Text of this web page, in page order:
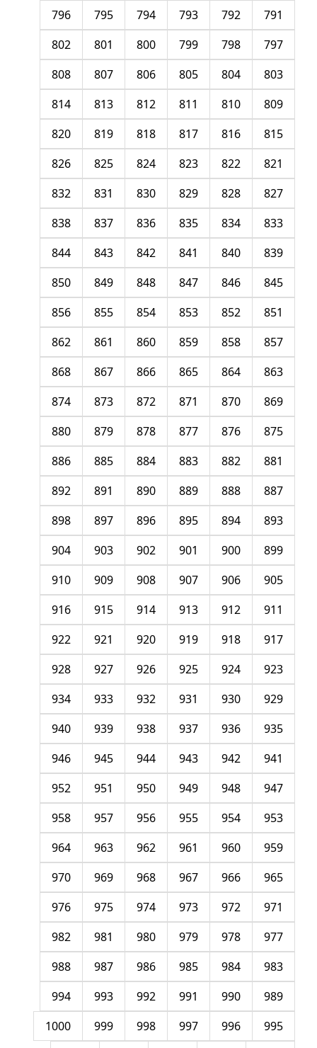
791
792
793
794
795
796
797
798
799
800
801
802
803
804
805
806
807
808
809
810
811
812
813
814
815
816
817
818
819
820
821
822
823
824
825
826
827
828
829
830
831
832
833
834
835
836
837
838
839
840
841
842
843
844
845
846
847
848
849
850
851
852
853
854
855
856
857
858
859
860
861
862
863
864
865
866
867
868
869
870
871
872
873
874
875
876
877
878
879
880
881
882
883
884
885
886
887
888
889
890
891
892
893
894
895
896
897
898
899
900
901
902
903
904
905
906
907
908
909
910
911
912
913
914
915
916
917
918
919
920
921
922
923
924
925
926
927
928
929
930
931
932
933
934
935
936
937
938
939
940
941
942
943
944
945
946
947
948
949
950
951
952
953
954
955
956
957
958
959
960
961
962
963
964
965
966
967
968
969
970
971
972
973
974
975
976
977
978
979
980
981
982
983
984
985
986
987
988
989
990
991
992
993
994
995
996
997
998
999
1000